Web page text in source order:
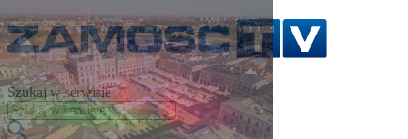
Szukaj w serwisie